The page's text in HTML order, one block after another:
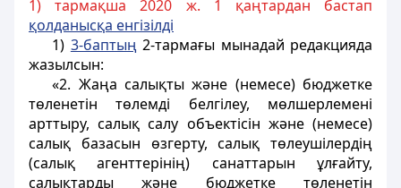
1) тармақша 2020 ж. 1 қаңтардан бастап
қолданысқа енгізілді
1) 3-баптың 2-тармағы мынадай редакцияда
жазылсын:
«2. Жаңа салықты және (немесе) бюджетке
төленетін төлемді белгілеу, мөлшерлемені
арттыру, салық салу объектісін және (немесе)
салық базасын өзгерту, салық төлеушілердің
(салық агенттерінің) санаттарын ұлғайту,
салықтарды және бюджетке төленетін